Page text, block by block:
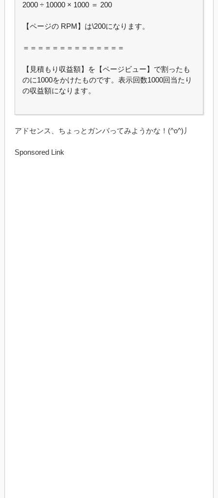
2000 ÷ 10000 × 1000 ＝ 200
【ページの RPM】は\200になります。
＝＝＝＝＝＝＝＝＝＝＝＝＝＝
【見積もり収益額】を【ページビュー】で割ったも
のに1000をかけたものです。表示回数1000回当たり
の収益額になります。
アドセンス、ちょっとガンバってみようかな！(^o^)丿
Sponsored Link